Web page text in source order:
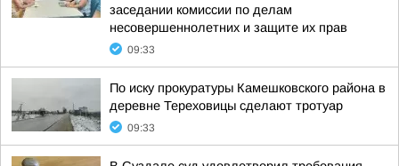
заседании комиссии по делам
несовершеннолетних и защите их прав
09:33
По иску прокуратуры Камешковского района в
деревне Тереховицы сделают тротуар
09:33